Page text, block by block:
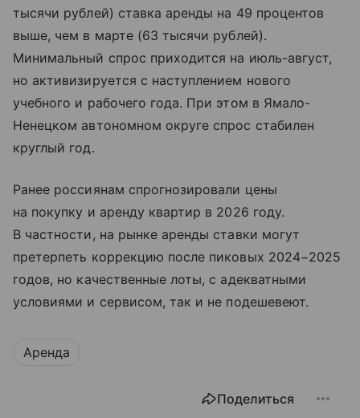
тысячи рублей) ставка аренды на 49 процентов
выше, чем в марте (63 тысячи рублей).
Минимальный спрос приходится на июль-август,
но активизируется с наступлением нового
учебного и рабочего года. При этом в Ямало-
Ненецком автономном округе спрос стабилен
круглый год.
Ранее россиянам спрогнозировали цены
на покупку и аренду квартир в 2026 году.
В частности, на рынке аренды ставки могут
претерпеть коррекцию после пиковых 2024−2025
годов, но качественные лоты, с адекватными
условиями и сервисом, так и не подешевеют.
Аренда
Поделиться